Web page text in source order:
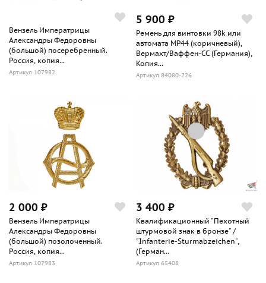
Вензель Императрицы
Александры Федоровны
(большой) посеребренный.
Россия, копия...
Артикул 107982
5 900 ₽
Ремень для винтовки 98k или
автомата MP44 (коричневый),
Вермахт/Ваффен-СС (Германия),
Копия...
Артикул 84080-226
2 000 ₽
Вензель Императрицы
Александры Федоровны
(большой) позолоченный.
Россия, копия...
Артикул 107983
3 400 ₽
Квалификационный "Пехотный
штурмовой знак в бронзе" /
"Infanterie-Sturmabzeichen",
(Герман...
Артикул 65408